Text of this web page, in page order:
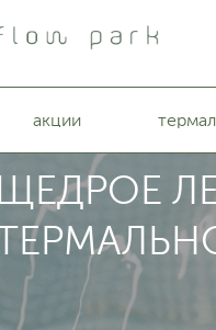
акции
ЩЕДРОЕ